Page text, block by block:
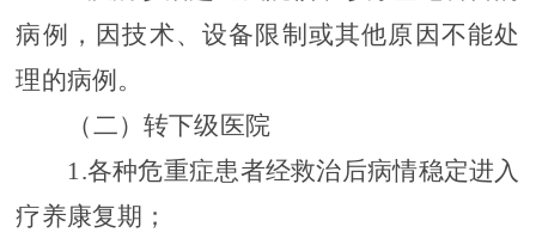
病例，因技术、设备限制或其他原因不能处
理的病例。
（二）转下级医院
1.各种危重症患者经救治后病情稳定进入
疗养康复期；